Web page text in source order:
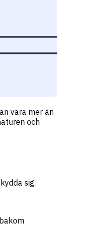
vara mer än
och
sig.